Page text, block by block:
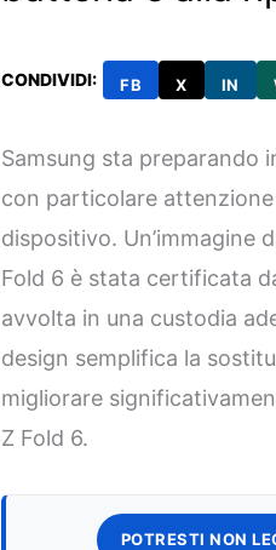
CONDIVIDI: FB X IN
Samsung sta preparando
con particolare
dispositivo. Un’immagine
Fold 6 è stata certificata
avvolta in una custodia
design semplifica la
migliorare
Z Fold 6.
POTRESTI NON